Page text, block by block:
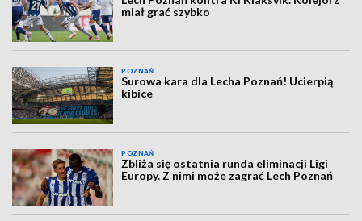
miał grać szybko
POZNAŃ
Surowa kara dla Lecha Poznań! Ucierpią
kibice
POZNAŃ
Zbliża się ostatnia runda eliminacji Ligi
Europy. Z nimi może zagrać Lech Poznań